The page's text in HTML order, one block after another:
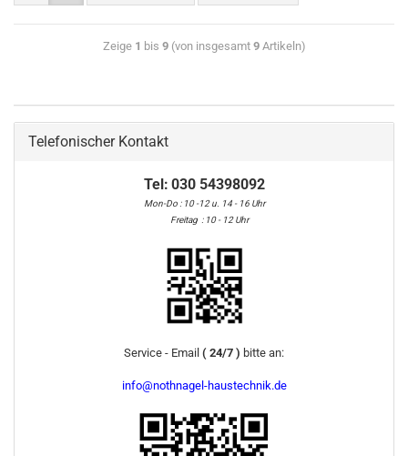
Zeige 1 bis 9(von insgesamt 9Artikeln)
Telefonischer Kontakt
Tel: 030 54398092
Mon-Do : 10 -12 u. 14 - 16 Uhr
Freitag : 10 - 12 Uhr
Service - Email ( 24/7 ) bitte an:
info@nothnagel-haustechnik.de